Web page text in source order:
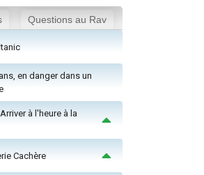
Questions au Rav
en danger dans un
à l'heure à la
Cachère